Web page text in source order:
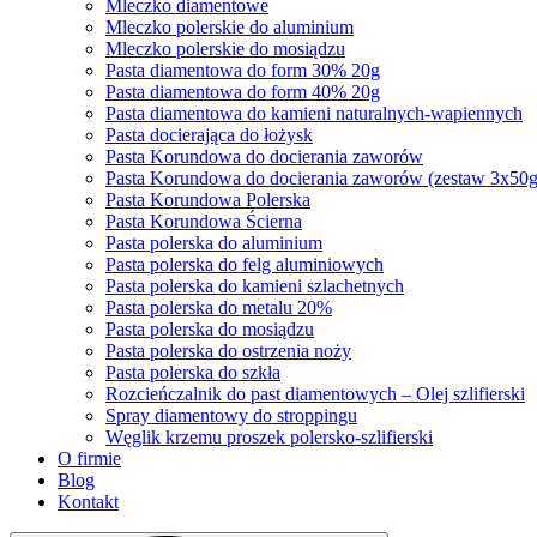
Mleczko diamentowe
Mleczko polerskie do aluminium
Mleczko polerskie do mosiądzu
Pasta diamentowa do form 30% 20g
Pasta diamentowa do form 40% 20g
Pasta diamentowa do kamieni naturalnych-wapiennych
Pasta docierająca do łożysk
Pasta Korundowa do docierania zaworów
Pasta Korundowa do docierania zaworów (zestaw
Pasta Korundowa Polerska
Pasta Korundowa Ścierna
Pasta polerska do aluminium
Pasta polerska do felg aluminiowych
Pasta polerska do kamieni szlachetnych
Pasta polerska do metalu 20%
Pasta polerska do mosiądzu
Pasta polerska do ostrzenia noży
Pasta polerska do szkła
Rozcieńczalnik do past diamentowych – Olej szlifierski
Spray diamentowy do stroppingu
Węglik krzemu proszek polersko-szlifierski
O firmie
Blog
Kontakt